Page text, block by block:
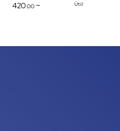
420.00 ~
Útil: